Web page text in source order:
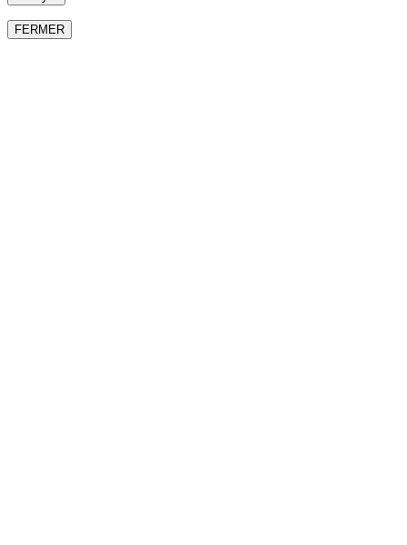
FERMER